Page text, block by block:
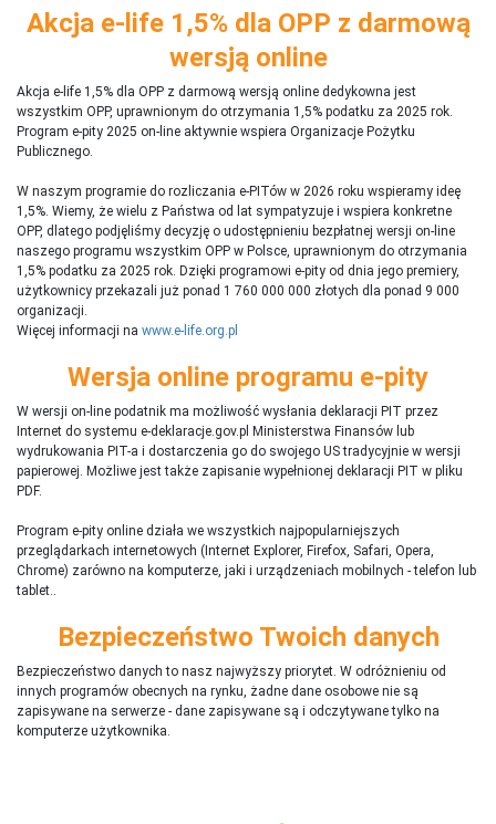
Akcja e-life 1,5% dla OPP z darmową
wersją online
Akcja e-life 1,5% dla OPP z darmową wersją online dedykowna jest
wszystkim OPP, uprawnionym do otrzymania 1,5% podatku za 2025 rok.
Program e-pity 2025 on-line aktywnie wspiera Organizacje Pożytku
Publicznego.
W naszym programie do rozliczania e-PITów w 2026 roku wspieramy ideę
1,5%. Wiemy, że wielu z Państwa od lat sympatyzuje i wspiera konkretne
OPP, dlatego podjęliśmy decyzję o udostępnieniu bezpłatnej wersji on-line
naszego programu wszystkim OPP w Polsce, uprawnionym do otrzymania
1,5% podatku za 2025 rok. Dzięki programowi e-pity od dnia jego premiery,
użytkownicy przekazali już ponad 1 760 000 000 złotych dla ponad 9 000
organizacji.
Więcej informacji na www.e-life.org.pl
Wersja online programu e-pity
W wersji on-line podatnik ma możliwość wysłania deklaracji PIT przez
Internet do systemu e-deklaracje.gov.pl Ministerstwa Finansów lub
wydrukowania PIT-a i dostarczenia go do swojego US tradycyjnie w wersji
papierowej. Możliwe jest także zapisanie wypełnionej deklaracji PIT w pliku
PDF.
Program e-pity online działa we wszystkich najpopularniejszych
przeglądarkach internetowych (Internet Explorer, Firefox, Safari, Opera,
Chrome) zarówno na komputerze, jaki i urządzeniach mobilnych - telefon lub
tablet..
Bezpieczeństwo Twoich danych
Bezpieczeństwo danych to nasz najwyższy priorytet. W odróżnieniu od
innych programów obecnych na rynku, żadne dane osobowe nie są
zapisywane na serwerze - dane zapisywane są i odczytywane tylko na
komputerze użytkownika.